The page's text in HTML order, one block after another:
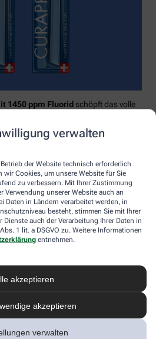
verwalten
der Website technisch erforderlich
wir Cookies, um unsere Website für Sie
zu verbessern. Mit Ihrer Zustimmung
Verwendung unserer Website auch an
Daten in Ländern verarbeitet werden, in
besteht, stimmen Sie mit Ihrer
auch der Verarbeitung Ihrer Daten in
1 lit. a DSGVO zu. Weitere Informationen
entnehmen.
akzeptieren
akzeptieren
verwalten
1450 ppm Fluorid schöpft das volle
Abwehrkräfte.
reinigen den gesamten kritischen
und verletzungsfrei: vom
Nischen bis direkt unter die
Interdentalräume werden ohne
– dank Cural®, dem hauchdünnen
mit dem eine einzige
einmal rein und raus. Fertig.
dieses Wissen – und macht